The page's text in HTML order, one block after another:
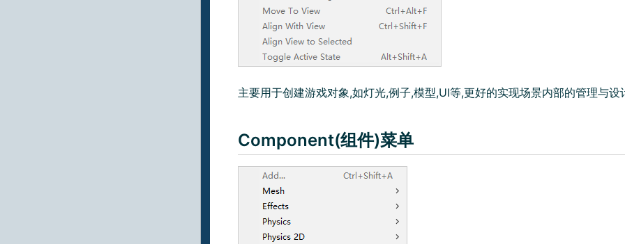
主要用于创建游戏对象,如灯光,例子,模型,UI等,更好的实现场景内部的管理与设
Component(组件)菜单